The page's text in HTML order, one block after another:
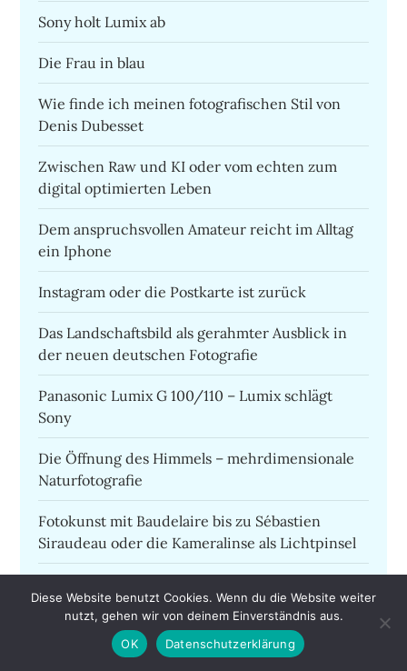
Sony holt Lumix ab
Die Frau in blau
Wie finde ich meinen fotografischen Stil von
Denis Dubesset
Zwischen Raw und KI oder vom echten zum
digital optimierten Leben
Dem anspruchsvollen Amateur reicht im Alltag
ein Iphone
Instagram oder die Postkarte ist zurück
Das Landschaftsbild als gerahmter Ausblick in
der neuen deutschen Fotografie
Panasonic Lumix G 100/110 – Lumix schlägt
Sony
Die Öffnung des Himmels – mehrdimensionale
Naturfotografie
Fotokunst mit Baudelaire bis zu Sébastien
Siraudeau oder die Kameralinse als Lichtpinsel
Das Projekt Fotomonat oder mit der Fotografie
Diese Website benutzt Cookies. Wenn du die Website weiter
nutzt, gehen wir von deinem Einverständnis aus.
OK
Datenschutzerklärung